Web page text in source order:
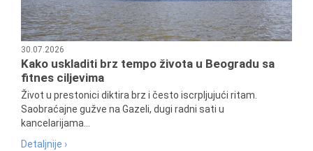
30.07.2026
Kako uskladiti brz tempo života u Beogradu sa
fitnes ciljevima
Život u prestonici diktira brz i često iscrpljujući ritam.
Saobraćajne gužve na Gazeli, dugi radni sati u
kancelarijama...
Detaljnije ›